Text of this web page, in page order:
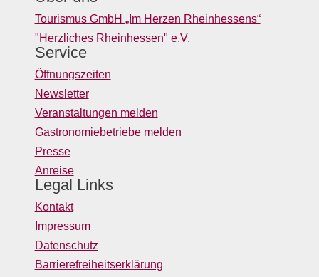
Tourismus GmbH „Im Herzen Rheinhessens“
"Herzliches Rheinhessen" e.V.
Service
Öffnungszeiten
Newsletter
Veranstaltungen melden
Gastronomiebetriebe melden
Presse
Anreise
Legal Links
Kontakt
Impressum
Datenschutz
Barrierefreiheitserklärung